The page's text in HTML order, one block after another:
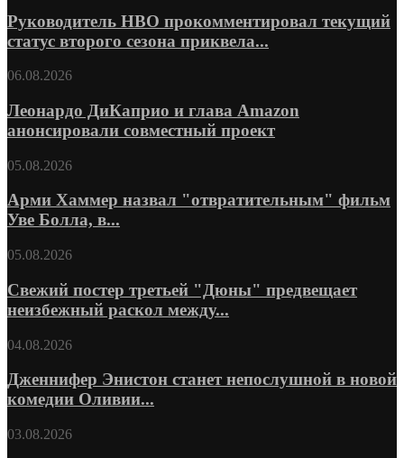
Руководитель HBO прокомментировал текущий
статус второго сезона приквела...
06.08.2026
Леонардо ДиКаприо и глава Amazon
анонсировали совместный проект
05.08.2026
Арми Хаммер назвал "отвратительным" фильм
Уве Болла, в...
05.08.2026
Свежий постер третьей "Дюны" предвещает
неизбежный раскол между...
04.08.2026
Дженнифер Энистон станет непослушной в новой
комедии Оливии...
03.08.2026